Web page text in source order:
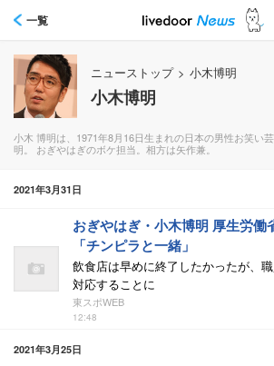
一覧
ニューストップ > 小木博明
小木博明
小木 博明は、1971年8月16日生まれの日本の男性お笑い
明。 おぎやはぎのボケ担当。相方は矢作兼。
2021年3月31日
おぎやはぎ・小木博明 厚生労働
「チンピラと一緒」
飲食店は早めに終了したかったが、
対応することに
東スポWEB
12:48
2021年3月25日